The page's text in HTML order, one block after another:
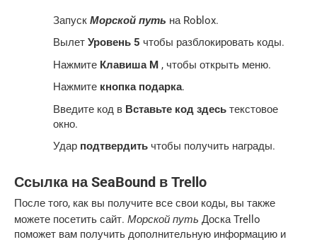
Запуск Морской путь на Roblox.
Вылет Уровень 5 чтобы разблокировать коды.
Нажмите Клавиша M , чтобы открыть меню.
Нажмите кнопка подарка.
Введите код в Вставьте код здесь текстовое
окно.
Удар подтвердить чтобы получить награды.
Ссылка на SeaBound в Trello
После того, как вы получите все свои коды, вы также
можете посетить сайт. Морской путь Доска Trello
поможет вам получить дополнительную информацию и